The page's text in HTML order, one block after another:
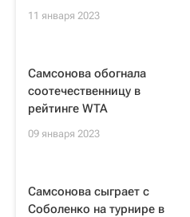
11 января 2023
Самсонова обогнала
соотечественницу в
рейтинге WTA
09 января 2023
Самсонова сыграет с
Соболенко на турнире в